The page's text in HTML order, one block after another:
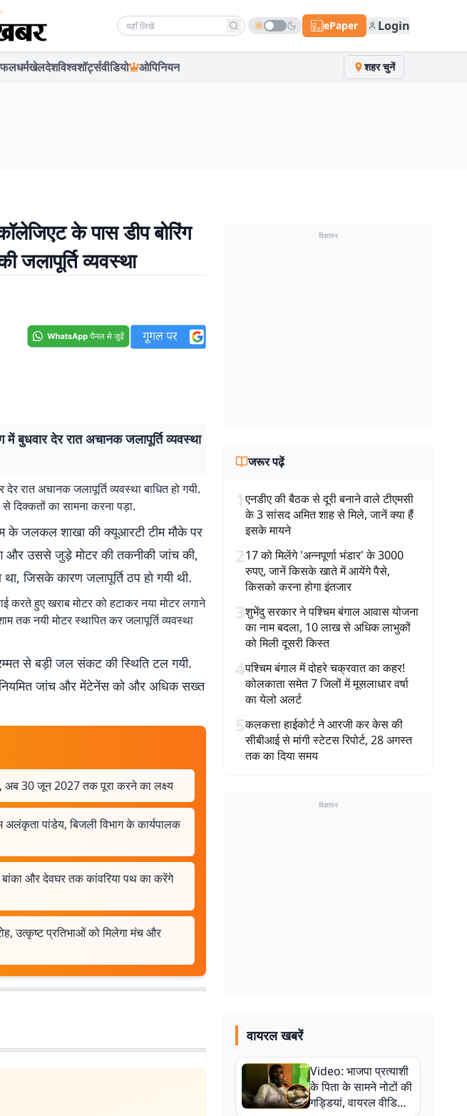
Search news ePaper Login
धर्मखेलदेशविश्वशॉर्ट्सवीडियो ओपिनियन शहर चुनें
के पास डीप बोरिंग
जलापूर्ति व्यवस्था
में बुधवार देर रात अचानक जलापूर्ति व्यवस्था
रात अचानक जलापूर्ति व्यवस्था बाधित हो गयी.
दिक्कतों का सामना करना पड़ा.
के जलकल शाखा की क्यूआरटी टीम मौके पर
और उससे जुड़े मोटर की तकनीकी जांच की,
था, जिसके कारण जलापूर्ति ठप हो गयी थी.
करते हुए खराब मोटर को हटाकर नया मोटर लगाने
तक नयी मोटर स्थापित कर जलापूर्ति व्यवस्था
से बड़ी जल संकट की स्थिति टल गयी.
नियमित जांच और मेंटेनेंस को और अधिक सख्त
अब 30 जून 2027 तक पूरा करने का लक्ष्य
पांडेय, बिजली विभाग के कार्यपालक
बांका और देवघर तक कांवरिया पथ का करेंगे
उत्कृष्ट प्रतिभाओं को मिलेगा मंच और
विज्ञापन
जरूर पढ़ें
1एनडीए की बैठक से दूरी बनाने वाले टीएमसी
के 3 सांसद अमित शाह से मिले, जानें क्या हैं
इसके मायने
217 को मिलेंगे 'अन्नपूर्णा भंडार' के 3000
रुपए, जानें किसके खाते में आयेंगे पैसे,
किसको करना होगा इंतजार
3शुभेंदु सरकार ने पश्चिम बंगाल आवास योजना
का नाम बदला, 10 लाख से अधिक लाभुकों
को मिली दूसरी किस्त
4पश्चिम बंगाल में दोहरे चक्रवात का कहर!
कोलकाता समेत 7 जिलों में मूसलाधार वर्षा
का येलो अलर्ट
5कलकत्ता हाईकोर्ट ने आरजी कर केस की
सीबीआई से मांगी स्टेटस रिपोर्ट, 28 अगस्त
तक का दिया समय
विज्ञापन
वायरल खबरें
Video: भाजपा प्रत्याशी
के पिता के सामने नोटों की
गड्डियां, वायरल वीडियो